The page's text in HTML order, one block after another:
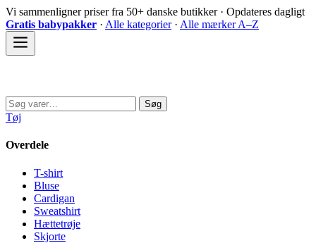
Spring
til
indhold
Vi sammenligner priser fra 50+ danske butikker · Opdateres dagligt
Gratis babypakker · Alle kategorier· Alle mærker A–Z
Søg
efter:
Søg
Tøj
Overdele
T-shirt
Bluse
Cardigan
Sweatshirt
Hættetrøje
Skjorte